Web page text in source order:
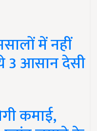
में नहीं
3 आसान देसी
कमाई,